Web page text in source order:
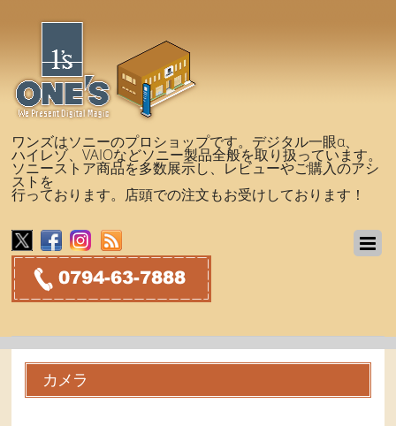
ワンズはソニーのプロショップです。デジタル一眼α、
ハイレゾ、VAIOなどソニー製品全般を取り扱っています。
ソニーストア商品を多数展示し、レビューやご購入のアシ
ストを
行っております。店頭での注文もお受けしております！
カメラ